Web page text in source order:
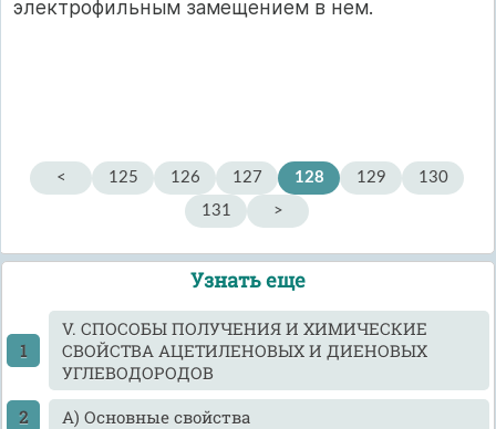
электрофильным замещением в нем.
< 125 126 127 128 129
130
131
>
Узнать еще
V. СПОСОБЫ ПОЛУЧЕНИЯ И ХИМИЧЕСКИЕ
СВОЙСТВА АЦЕТИЛЕНОВЫХ И ДИЕНОВЫХ
УГЛЕВОДОРОДОВ
А) Основные свойства